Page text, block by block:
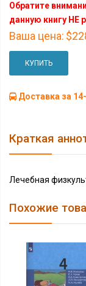
Обратите
данную книгу НЕ
Ваша цена:
КУПИТЬ
Доставка за
Краткая
Лечебная
Похожие